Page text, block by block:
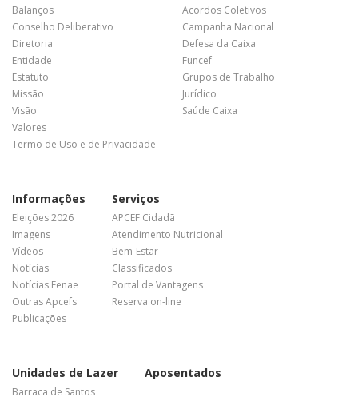
Balanços
Conselho Deliberativo
Diretoria
Entidade
Estatuto
Missão
Visão
Valores
Termo de Uso e de Privacidade
Acordos Coletivos
Campanha Nacional
Defesa da Caixa
Funcef
Grupos de Trabalho
Jurídico
Saúde Caixa
Informações
Eleições 2026
Imagens
Vídeos
Notícias
Notícias Fenae
Outras Apcefs
Publicações
Serviços
APCEF Cidadã
Atendimento Nutricional
Bem-Estar
Classificados
Portal de Vantagens
Reserva on-line
Unidades de Lazer
Barraca de Santos
Aposentados